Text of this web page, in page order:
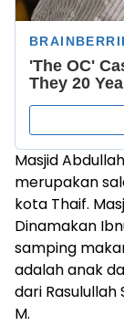
Masjid
merupakan
kota Thaif.
Dinamakan
samping
adalah anak
dari Rasulullah
M.